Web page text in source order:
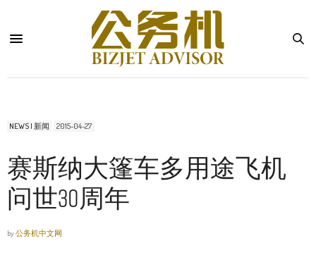
NEWS | 新闻 2015-04-27
赛斯纳大篷车多用途飞机
问世30周年
by公务机中文网